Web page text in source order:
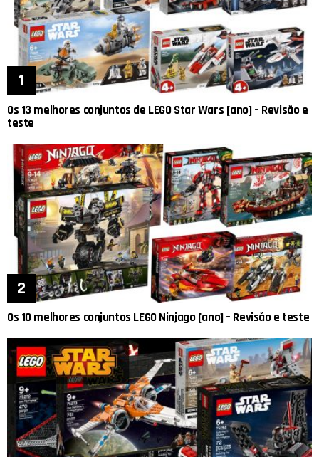
Os 13 melhores conjuntos de LEGO Star Wars [ano] – Revisão e
teste
Os 10 melhores conjuntos LEGO Ninjago [ano] – Revisão e teste